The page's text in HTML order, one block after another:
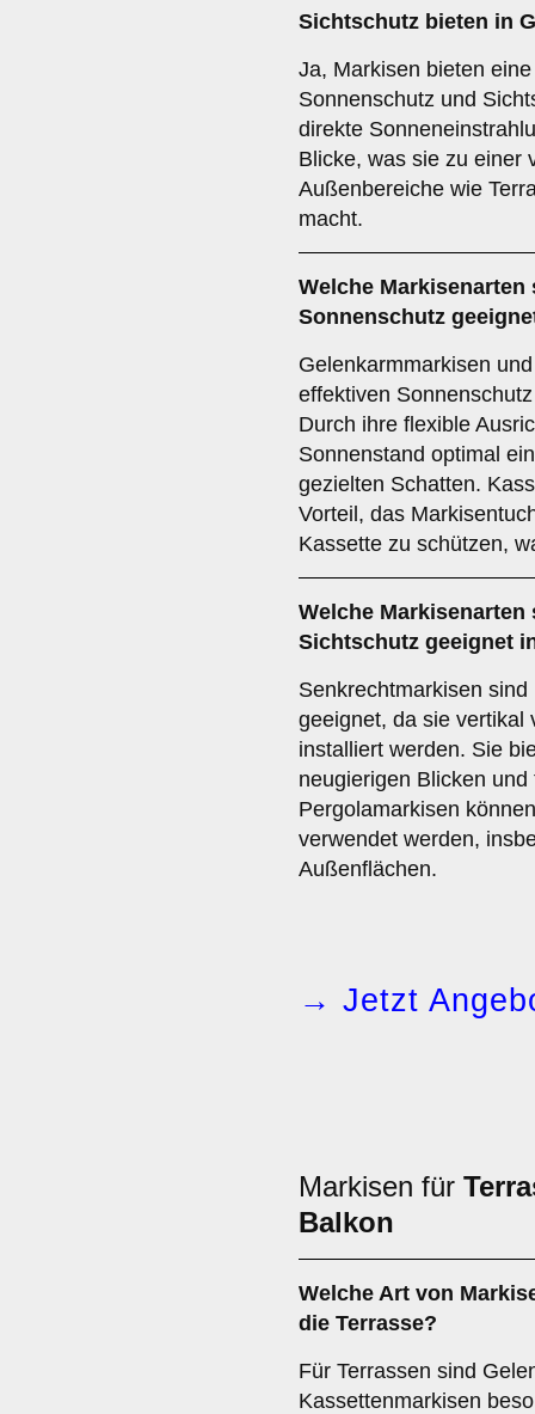
Sichtschutz bieten in
Ja, Markisen bieten
Sonnenschutz und
direkte
Blicke, was sie zu einer
Außenbereiche wie
macht.
Welche
Sonnenschutz
Gelenkarmmarkisen
effektiven
Durch ihre flexible
Sonnenstand optimal
gezielten Schatten.
Vorteil, das
Kassette zu schützen,
Welche
Sichtschutz geeignet
Senkrechtmarkisen
geeignet, da sie vertikal
installiert werden. Sie
neugierigen Blicken
Pergolamarkisen
verwendet werden,
Außenflächen.
→ Jetzt
Markisen für
Balkon
Welche Art von
die Terrasse?
Für Terrassen sind
Kassettenmarkisen